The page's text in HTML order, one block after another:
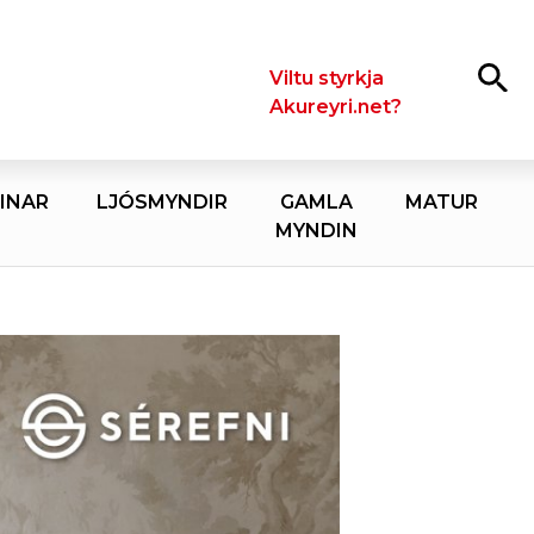
LeitaViltu styrkja
Akureyri.net?
LJÓSMYNDIR
GAMLA
MYNDIN
MATUR